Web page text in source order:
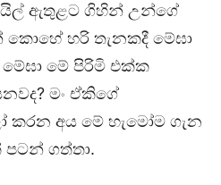
ඇතුළට ගිහින් උන්ගේ
හරි තැනකදී මේඝා
මේ පිරිමි එක්ක
මං ඒකිගේ
කරන අය මේ හැමෝම ගැන
ගත්තා.